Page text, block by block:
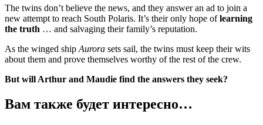
The twins don’t believe the news, and they answer an ad to join a
new attempt to reach South Polaris. It’s their only hope oflearning
the truth … and salvaging their family’s reputation.
As the winged ship Aurora sets sail, the twins must keep their wits
about them and prove themselves worthy of the rest of the crew.
But will Arthur and Maudie find the answers they seek?
Вам также будет интересно…